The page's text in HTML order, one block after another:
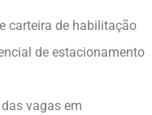
carteira de habilitação
de estacionamento
vagas em